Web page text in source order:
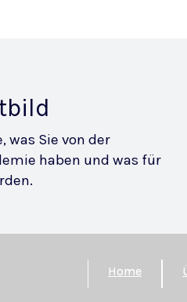
was Sie von der
haben und was für
Home